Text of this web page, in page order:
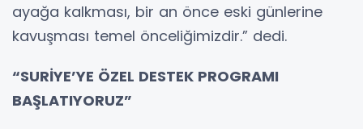
ayağa kalkması, bir an önce eski günlerine
kavuşması temel önceliğimizdir.” dedi.
“SURİYE’YE ÖZEL DESTEK PROGRAMI
BAŞLATIYORUZ”